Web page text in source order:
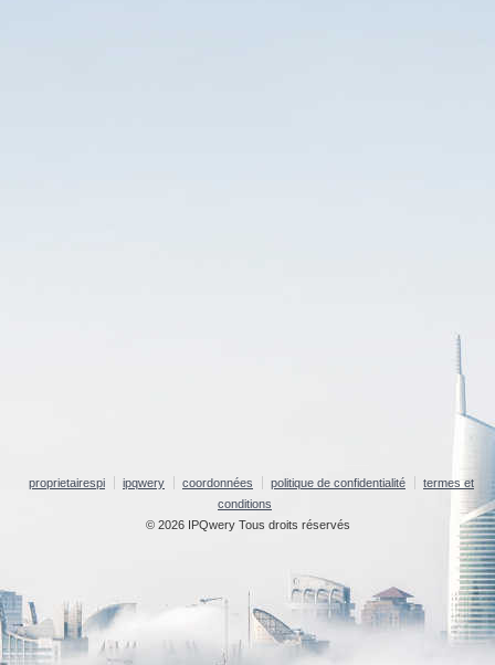
proprietairespi ipqwery coordonnées politique de confidentialité
termes et
conditions
© 2026 IPQwery Tous droits réservés